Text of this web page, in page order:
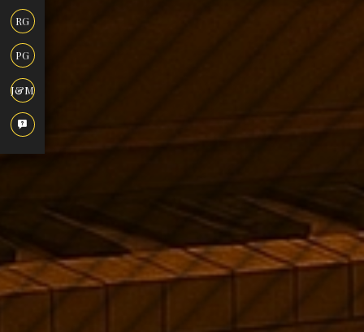
RG
PG
J&M